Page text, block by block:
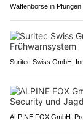
Waffenbörse in
Suritec Swiss GmbH:
ALPINE FOX GmbH: